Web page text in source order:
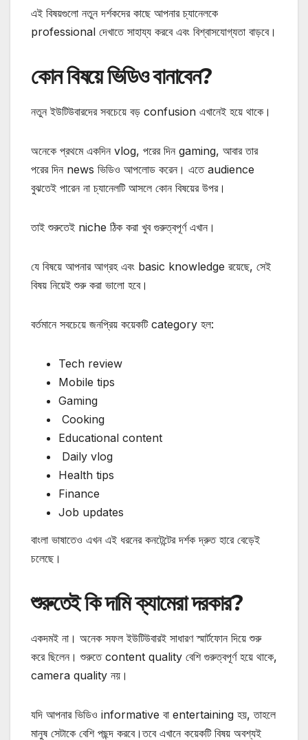
এই বিষয়গুলো নতুন দর্শকদের কাছে আপনার চ্যানেলকে
professional দেখাতে সাহায্য করবে এবং বিশ্বাসযোগ্যতা বাড়বে।
কোন বিষয়ে ভিডিও বানাবেন?
নতুন ইউটিউবারদের সবচেয়ে বড় confusion এখানেই হয়ে থাকে।
অনেকে প্রথমে একদিন vlog, পরের দিন gaming, আবার তার
পরের দিন news ভিডিও আপলোড করেন। এতে audience
বুঝতেই পারেন না চ্যানেলটি আসলে কোন বিষয়ের উপর।
তাই শুরুতেই niche ঠিক করা খুব গুরুত্বপূর্ণ এখান।
যে বিষয়ে আপনার আগ্রহ এবং basic knowledge রয়েছে, সেই
বিষয় নিয়েই শুরু করা ভালো হবে।
বর্তমানে সবচেয়ে জনপ্রিয় কয়েকটি category হল:
Tech review
Mobile tips
Gaming
Cooking
Educational content
Daily vlog
Health tips
Finance
Job updates
বাংলা ভাষাতেও এখন এই ধরনের কনটেন্টের দর্শক দ্রুত হারে বেড়েই
চলেছে।
শুরুতেই কি দামি ক্যামেরা দরকার?
একদমই না। অনেক সফল ইউটিউবারই সাধারণ স্মার্টফোন দিয়ে শুরু
করে ছিলেন। শুরুতে content quality বেশি গুরুত্বপূর্ণ হয়ে থাকে,
camera quality নয়।
যদি আপনার ভিডিও informative বা entertaining হয়, তাহলে
মানুষ সেটাকে বেশি পছন্দ করবে।তবে এখানে কয়েকটি বিষয় অবশ্যই